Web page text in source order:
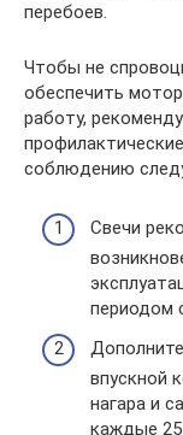
перебоев.
Чтобы не
обеспечить
работу,
соблюдению
Свечи
периодом
впускной
нагара и
каждые